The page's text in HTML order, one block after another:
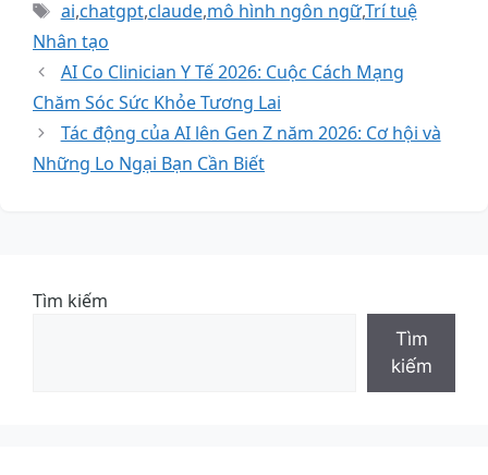
mục
Thẻ
ai,chatgpt,claude,mô hình ngôn ngữ,Trí tuệ
Nhân tạo
AI Co Clinician Y Tế 2026: Cuộc Cách Mạng
Chăm Sóc Sức Khỏe Tương Lai
Tác động của AI lên Gen Z năm 2026: Cơ hội và
Những Lo Ngại Bạn Cần Biết
Tìm kiếm
Tìm
kiếm